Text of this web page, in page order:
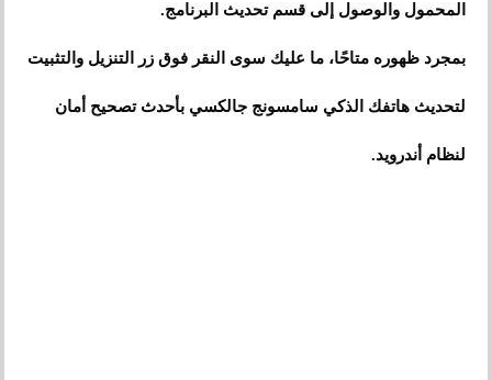
المحمول والوصول إلى قسم تحديث البرنامج.
بمجرد ظهوره متاحًا، ما عليك سوى النقر فوق زر التنزيل والتثبيت
لتحديث هاتفك الذكي سامسونج جالكسي بأحدث تصحيح أمان
لنظام أندرويد.